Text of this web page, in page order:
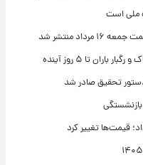
ملی است
منتشر شد
تا ۵ روز آینده
تحقیق صادر شد